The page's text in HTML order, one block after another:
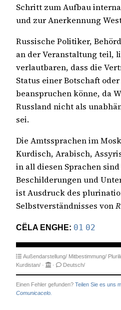
Schritt zum Aufbau
und zur Anerkennung
Russische Politiker,
an der Veranstaltung teil,
verlautbaren, dass die
Status einer Botschaft
beanspruchen könne, da
Russland nicht als
sei.
Die Amtssprachen im
Kurdisch, Arabisch,
in all diesen Sprachen
Beschilderungen und
ist Ausdruck des
Selbstverständnisses von
CËLA ENGHE: 01 02
Außendarstellung/ Mitbestimmung/
Kurdistan/ · · Deutsch/
Einen Fehler gefunden? Teilen Sie es uns
Comunicacelo.